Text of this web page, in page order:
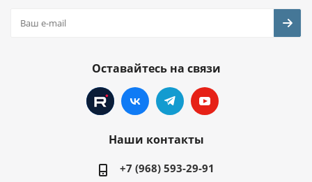
Оставайтесь на связи
Наши контакты
+7 (968) 593-29-91